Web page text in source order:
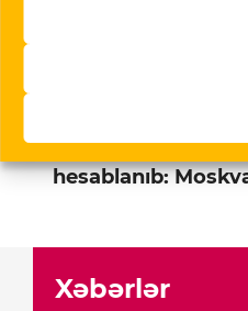
article-stanislav-
“Putinin səfəri
hesablanıb:
Xəbərlər